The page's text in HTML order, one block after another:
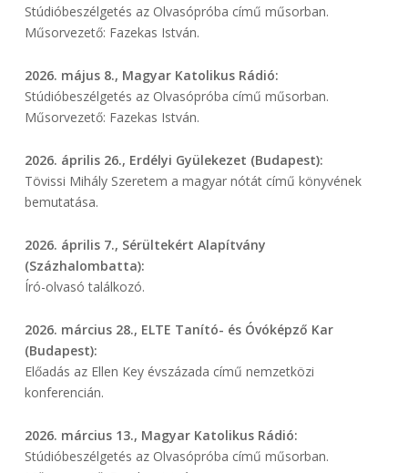
Stúdióbeszélgetés az Olvasópróba című műsorban.
Műsorvezető: Fazekas István.
2026. május 8., Magyar Katolikus Rádió:
Stúdióbeszélgetés az Olvasópróba című műsorban.
Műsorvezető: Fazekas István.
2026. április 26., Erdélyi Gyülekezet (Budapest):
Tövissi Mihály Szeretem a magyar nótát című könyvének
bemutatása.
2026. április 7., Sérültekért Alapítvány
(Százhalombatta):
Író-olvasó találkozó.
2026. március 28., ELTE Tanító- és Óvóképző Kar
(Budapest):
Előadás az Ellen Key évszázada című nemzetközi
konferencián.
2026. március 13., Magyar Katolikus Rádió:
Stúdióbeszélgetés az Olvasópróba című műsorban.